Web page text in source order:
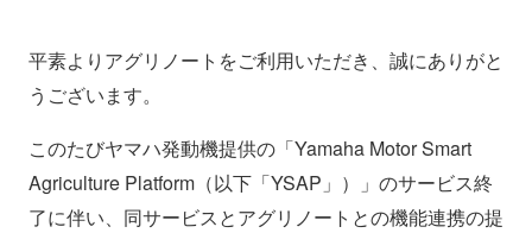
平素よりアグリノートをご利用いただき、誠にありがと
うございます。
このたびヤマハ発動機提供の「Yamaha Motor Smart
Agriculture Platform（以下「YSAP」）」のサービス終
了に伴い、同サービスとアグリノートとの機能連携の提